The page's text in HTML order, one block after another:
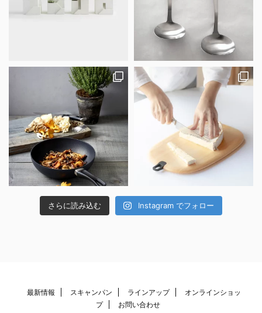
さらに読み込む Instagram でフォロー
最新情報 スキャンパン ラインアップ
オンラインショッ
プ
お問い合わせ